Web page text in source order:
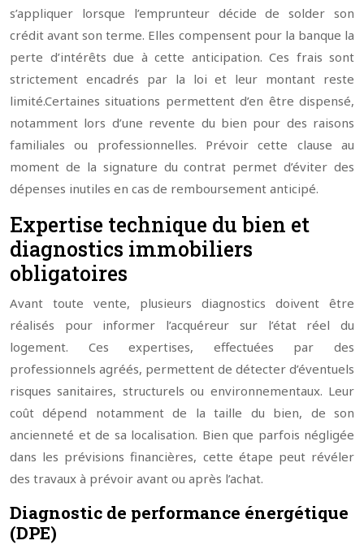
s’appliquer lorsque l’emprunteur décide de solder son
crédit avant son terme. Elles compensent pour la banque la
perte d’intérêts due à cette anticipation. Ces frais sont
strictement encadrés par la loi et leur montant reste
limité.Certaines situations permettent d’en être dispensé,
notamment lors d’une revente du bien pour des raisons
familiales ou professionnelles. Prévoir cette clause au
moment de la signature du contrat permet d’éviter des
dépenses inutiles en cas de remboursement anticipé.
Expertise technique du bien et
diagnostics immobiliers
obligatoires
Avant toute vente, plusieurs diagnostics doivent être
réalisés pour informer l’acquéreur sur l’état réel du
logement. Ces expertises, effectuées par des
professionnels agréés, permettent de détecter d’éventuels
risques sanitaires, structurels ou environnementaux. Leur
coût dépend notamment de la taille du bien, de son
ancienneté et de sa localisation. Bien que parfois négligée
dans les prévisions financières, cette étape peut révéler
des travaux à prévoir avant ou après l’achat.
Diagnostic de performance énergétique
(DPE)